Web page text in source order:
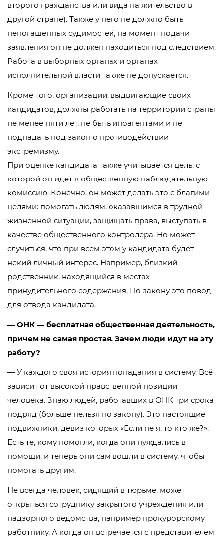
второго гражданства или вида на жительство в
другой стране). Также у него не должно быть
непогашенных судимостей, на момент подачи
заявления он не должен находиться под следствием.
Работа в выборных органах и органах
исполнительной власти также не допускается.
Кроме того, организации, выдвигающие своих
кандидатов, должны работать на территории страны
не менее пяти лет, не быть иноагентами и не
подпадать под закон о противодействии
экстремизму.
При оценке кандидата также учитывается цель, с
которой он идет в общественную наблюдательную
комиссию. Конечно, он может делать это с благими
целями: помогать людям, оказавшимся в трудной
жизненной ситуации, защищать права, выступать в
качестве общественного контролера. Но может
случиться, что при всём этом у кандидата будет
некий личный интерес. Например, близкий
родственник, находящийся в местах
принудительного содержания. По закону это повод
для отвода кандидата.
— ОНК — бесплатная общественная деятельность,
причем не самая простая. Зачем люди идут на эту
работу?
— У каждого своя история попадания в систему. Всё
зависит от высокой нравственной позиции
человека. Знаю людей, работавших в ОНК три срока
подряд (больше нельзя по закону). Это настоящие
подвижники, девиз которых «Если не я, то кто же?».
Есть те, кому помогли, когда они нуждались в
помощи, и теперь они сам вошли в систему, чтобы
помогать другим.
Не всегда человек, сидящий в тюрьме, может
открыться сотруднику закрытого учреждения или
надзорного ведомства, например прокурорскому
работнику. А когда он встречается с представителем